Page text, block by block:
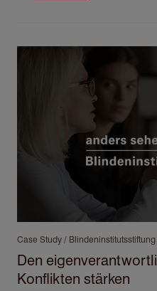
Case Study / Blindeninstitutsstiftung
Den
Konflikten stärken